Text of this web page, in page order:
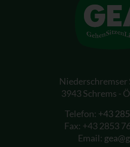
Niederschremser
3943 Schrems -
Telefon: +43
Fax: +43 2853
Email: